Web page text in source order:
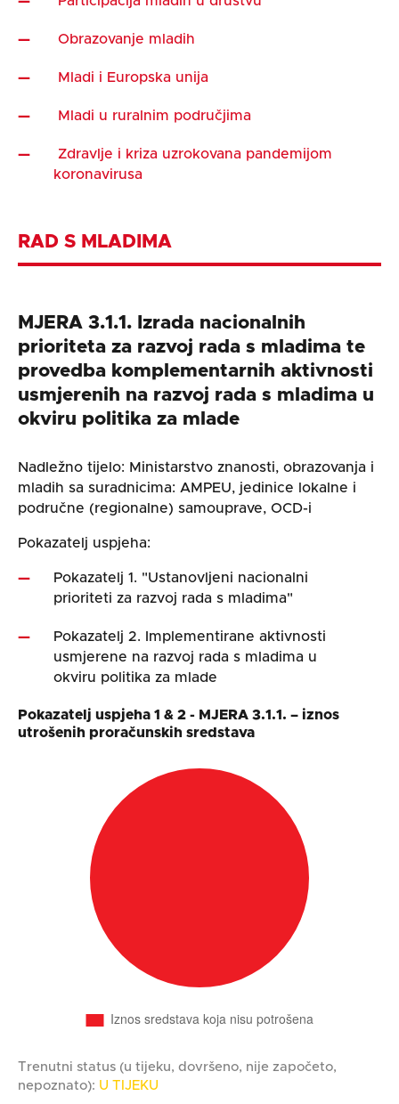
Obrazovanje mladih
Mladi i Europska unija
Mladi u ruralnim područjima
Zdravlje i kriza uzrokovana pandemijom
koronavirusa
RAD S MLADIMA
MJERA 3.1.1. Izrada nacionalnih
prioriteta za razvoj rada s mladima te
provedba komplementarnih aktivnosti
usmjerenih na razvoj rada s mladima u
okviru politika za mlade
Nadležno tijelo: Ministarstvo znanosti, obrazovanja i
mladih sa suradnicima: AMPEU, jedinice lokalne i
područne (regionalne) samouprave, OCD-i
Pokazatelj uspjeha:
Pokazatelj 1. "Ustanovljeni nacionalni
prioriteti za razvoj rada s mladima"
Pokazatelj 2. Implementirane aktivnosti
usmjerene na razvoj rada s mladima u
okviru politika za mlade
Pokazatelj uspjeha 1 & 2 - MJERA 3.1.1. – iznos
utrošenih proračunskih sredstava
Trenutni status (u tijeku, dovršeno, nije započeto,
nepoznato): U TIJEKU